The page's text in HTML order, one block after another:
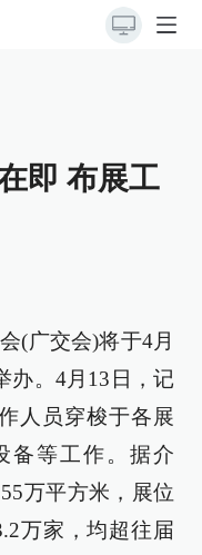
即 布展工
(广交会)将于4月
办。4月13日，记
人员穿梭于各展
备等工作。据介
万平方米，展位
万家，均超往届